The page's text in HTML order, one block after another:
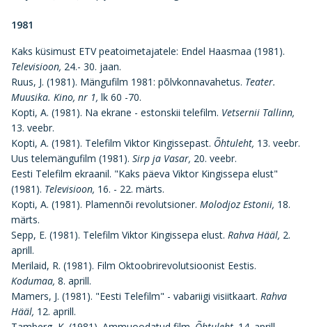
1981
Kaks küsimust ETV peatoimetajatele: Endel Haasmaa (1981).
Televisioon, 24.- 30. jaan.
Ruus, J. (1981). Mängufilm 1981: põlvkonnavahetus. Teater.
Muusika. Kino, nr 1, lk 60 -70.
Kopti, A. (1981). Na ekrane - estonskii telefilm. Vetsernii Tallinn,
13. veebr.
Kopti, A. (1981). Telefilm Viktor Kingissepast. Õhtuleht, 13. veebr.
Uus telemängufilm (1981). Sirp ja Vasar, 20. veebr.
Eesti Telefilm ekraanil. "Kaks päeva Viktor Kingissepa elust"
(1981). Televisioon, 16. - 22. märts.
Kopti, A. (1981). Plamennõi revolutsioner. Molodjoz Estonii, 18.
märts.
Sepp, E. (1981). Telefilm Viktor Kingissepa elust. Rahva Hääl, 2.
aprill.
Merilaid, R. (1981). Film Oktoobrirevolutsioonist Eestis.
Kodumaa, 8. aprill.
Mamers, J. (1981). "Eesti Telefilm" - vabariigi visiitkaart. Rahva
Hääl, 12. aprill.